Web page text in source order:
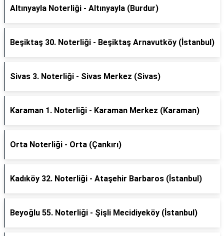
Altınyayla Noterliği - Altınyayla (Burdur)
Beşiktaş 30. Noterliği - Beşiktaş Arnavutköy (İstanbul)
Sivas 3. Noterliği - Sivas Merkez (Sivas)
Karaman 1. Noterliği - Karaman Merkez (Karaman)
Orta Noterliği - Orta (Çankırı)
Kadıköy 32. Noterliği - Ataşehir Barbaros (İstanbul)
Beyoğlu 55. Noterliği - Şişli Mecidiyeköy (İstanbul)